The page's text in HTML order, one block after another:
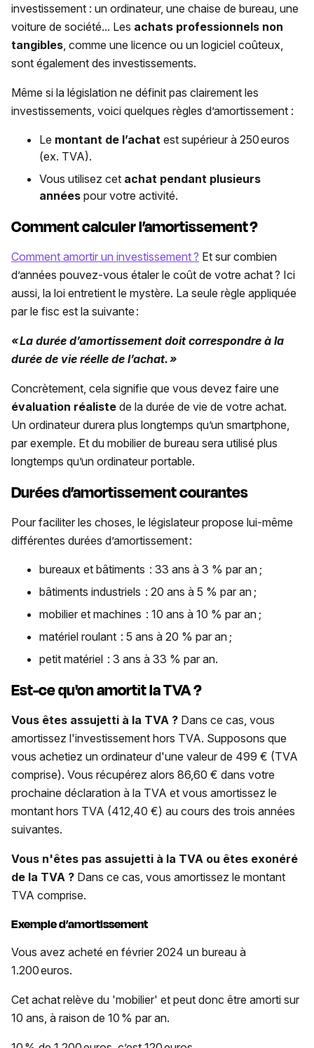
investissement : un ordinateur, une chaise de bureau, une
voiture de société... Les achats professionnels non
tangibles , comme une licence ou un logiciel coûteux,
sont également des investissements.
Même si la législation ne définit pas clairement les
investissements, voici quelques règles d’amortissement :
Le montant de l’achat est supérieur à 250 euros
(ex. TVA).
Vous utilisez cet achat pendant plusieurs
années pour votre activité.
Comment calculer l’amortissement?
Comment amortir un investissement ? Et sur combien
d’années pouvez-vous étaler le coût de votre achat ? Ici
aussi, la loi entretient le mystère. La seule règle appliquée
par le fisc est la suivante :
« La durée d’amortissement doit correspondre à la
durée de vie réelle de l’achat. »
Concrètement, cela signifie que vous devez faire une
évaluation réaliste de la durée de vie de votre achat.
Un ordinateur durera plus longtemps qu’un smartphone,
par exemple. Et du mobilier de bureau sera utilisé plus
longtemps qu’un ordinateur portable.
Durées d’amortissementcourantes
Pour faciliter les choses, le législateur propose lui-même
différentes durées d’amortissement :
bureaux et bâtiments : 33 ans à 3 % par an ;
bâtiments industriels : 20 ans à 5 % par an ;
mobilier et machines : 10 ans à 10 % par an ;
matériel roulant : 5 ans à 20 % par an ;
petit matériel : 3 ans à 33 % par an.
Est-ce qu'on amortit la TVA ?
Vous êtes assujetti à la TVA ? Dans ce cas, vous
amortissez l'investissement hors TVA. Supposons que
vous achetiez un ordinateur d'une valeur de 499 € (TVA
comprise). Vous récupérez alors 86,60 € dans votre
prochaine déclaration à la TVA et vous amortissez le
montant hors TVA (412,40 €) au cours des trois années
suivantes.
Vous n'êtes pas assujetti à la TVA ou êtes exonéré
de la TVA ? Dans ce cas, vous amortissez le montant
TVA comprise.
Exemple d’amortissement
Vous avez acheté en février 2024 un bureau à
1.200 euros.
Cet achat relève du 'mobilier' et peut donc être amorti sur
10 ans, à raison de 10 % par an.